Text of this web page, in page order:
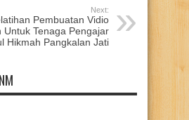
Next:
Pembuatan Vidio
Untuk Tenaga Pengajar
Hikmah Pangkalan Jati